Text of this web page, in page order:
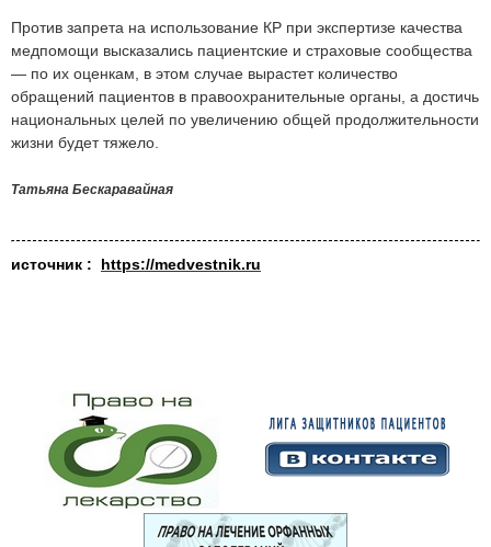
Против запрета на использование КР при экспертизе качества
медпомощи высказались пациентские и страховые сообщества
— по их оценкам, в этом случае вырастет количество
обращений пациентов в правоохранительные органы, а достичь
национальных целей по увеличению общей продолжительности
жизни будет тяжело.
Татьяна Бескаравайная
источник : https://medvestnik.ru